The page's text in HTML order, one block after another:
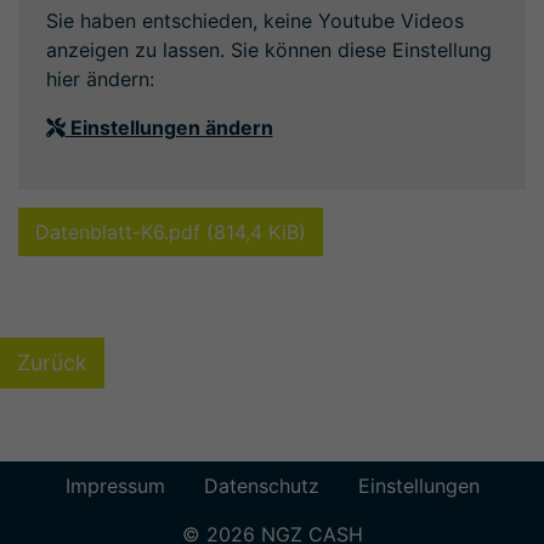
Sie haben entschieden, keine Youtube Videos
anzeigen zu lassen. Sie können diese Einstellung
hier ändern:
Einstellungen ändern
Datenblatt-K6.pdf (814,4 KiB)
Zurück
Impressum Datenschutz
Einstellungen
© 2026 NGZ CASH